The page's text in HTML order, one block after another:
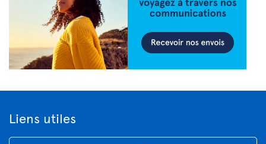
Liens utiles